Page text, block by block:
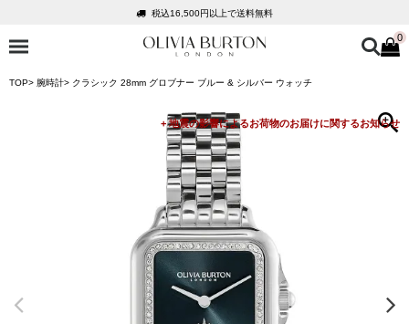
税込16,500円以上で送料無料
会員登録で1,000円分のポイントプレゼント
税込16,500円以上で送料無料
会員登録で1,000円分のポイントプレゼント
公式パッケージでお届け
0
TOP 腕時計 クラシック 28mm グロブナー ブルー & シルバー ウォッチ